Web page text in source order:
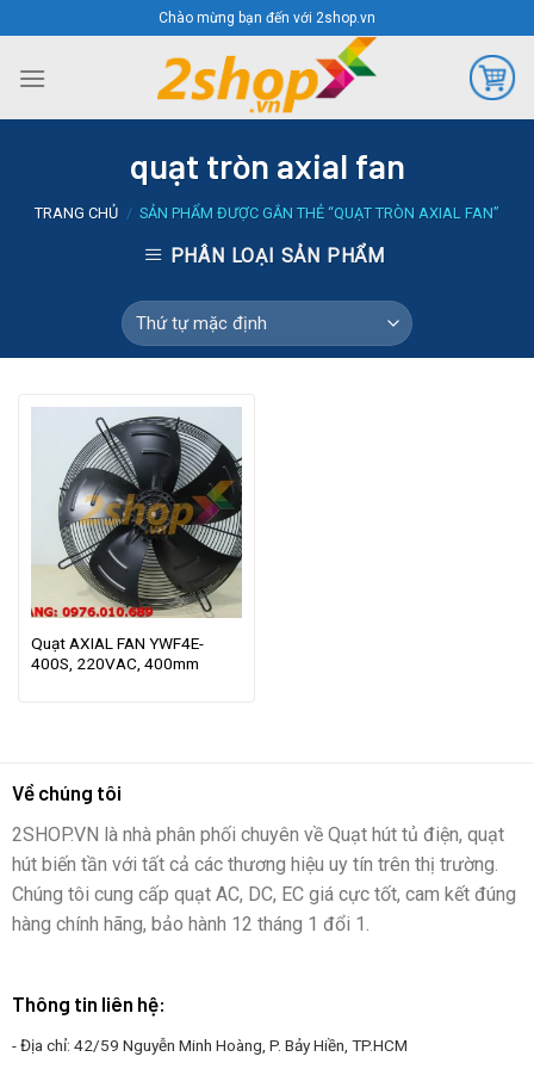
to
content
Chào mừng bạn đến với 2shop.vn
quạt tròn axial fan
TRANG CHỦ / SẢN PHẨM ĐƯỢC GẮN THẺ “QUẠT TRÒN AXIAL FAN”
PHÂN LOẠI SẢN PHẨM
Quạt AXIAL FAN YWF4E-
400S, 220VAC, 400mm
Về chúng tôi
2SHOP.VN là nhà phân phối chuyên về Quạt hút tủ điện, quạt
hút biến tần với tất cả các thương hiệu uy tín trên thị trường.
Chúng tôi cung cấp quạt AC, DC, EC giá cực tốt, cam kết đúng
hàng chính hãng, bảo hành 12 tháng 1 đổi 1.
Thông tin liên hệ:
- Địa chỉ: 42/59 Nguyễn Minh Hoàng, P. Bảy Hiền, TP.HCM